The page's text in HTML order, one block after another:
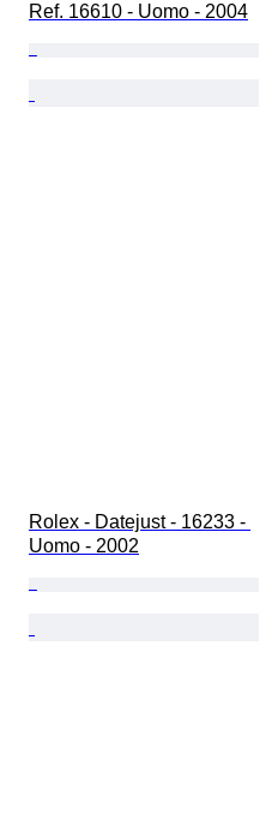
Ref. 16610 - Uomo - 2004
Rolex - Datejust - 16233 -
Uomo - 2002